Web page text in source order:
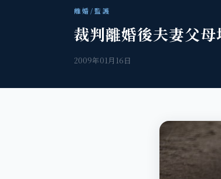
離婚/監護
裁判離婚後夫妻父
2009年01月16日